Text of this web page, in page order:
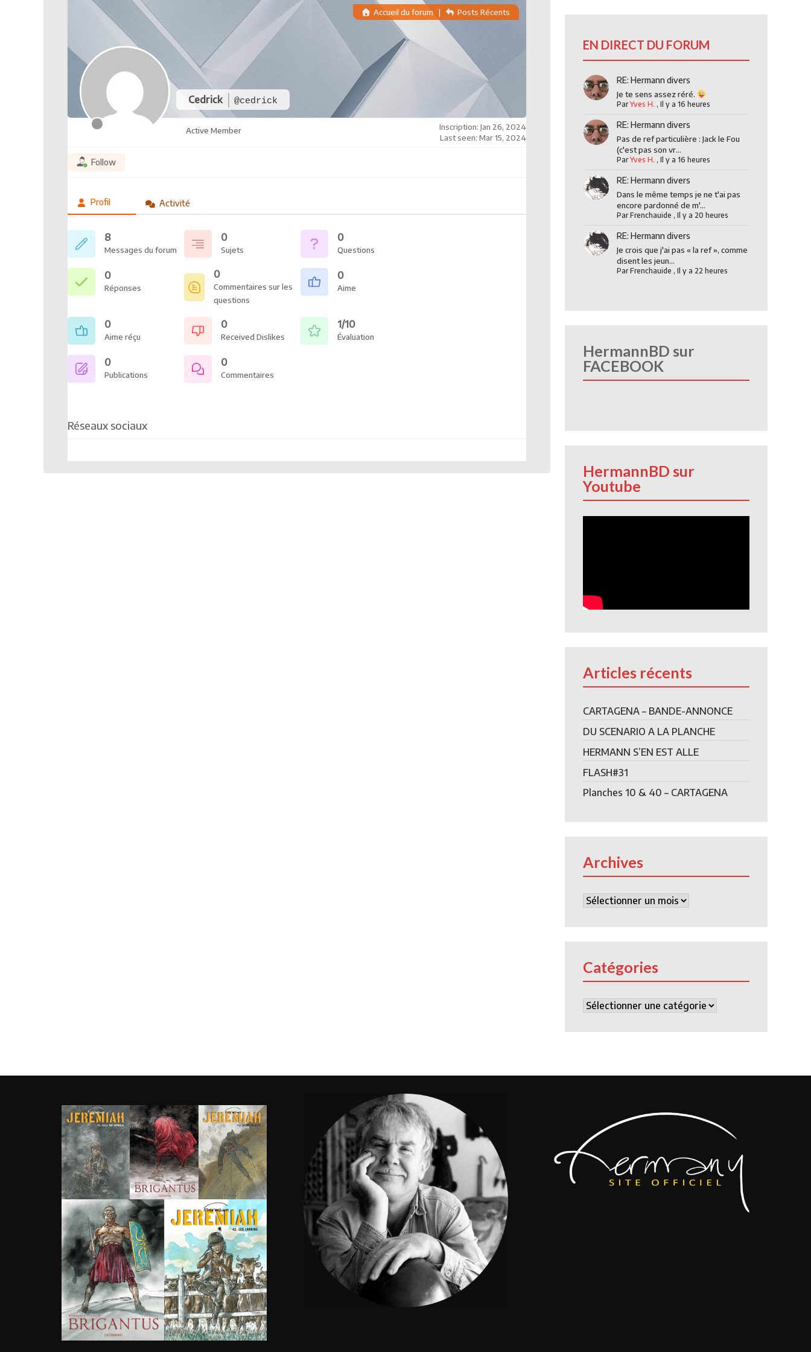
Cedrick @cedrick
Accueil du forum| Posts Récents
Active Member
Inscription: Jan 26, 2024
Last seen: Mar 15, 2024
Follow
Profil Activité
8
Messages du forum
0
Sujets
0
Questions
0
Réponses
0
Commentaires sur les
questions
0
Aime
0
Aime réçu
0
Received Dislikes
1/10
Évaluation
0
Publications
0
Commentaires
Réseaux sociaux
EN DIRECT DU FORUM
RE: Hermann divers
Je te sens assez réré.
ParYves H. , Il y a 16 heures
RE: Hermann divers
Pas de ref particulière : Jack le Fou
(c'est pas son vr...
ParYves H. , Il y a 16 heures
RE: Hermann divers
Dans le même temps je ne t'ai pas
encore pardonné de m'...
ParFrenchauide , Il y a 20 heures
RE: Hermann divers
Je crois que j'ai pas « la ref », comme
disent les jeun...
ParFrenchauide , Il y a 22 heures
HermannBD sur
FACEBOOK
HermannBD sur
Youtube
Articles récents
CARTAGENA – BANDE-ANNONCE
DU SCENARIO A LA PLANCHE
HERMANN S’EN EST ALLE
FLASH#31
Planches 10 & 40 – CARTAGENA
Archives
Archives
Catégories
Catégories